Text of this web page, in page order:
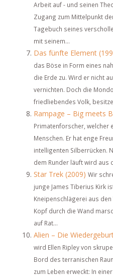
Arbeit auf - und seinen
Zugang zum Mittelpunkt
Tagebuch seines
mit seinem...
Das fünfte Element
das Böse in Form eines
die Erde zu. Wird er nicht
vernichten. Doch die
friedliebendes Volk,
Rampage – Big meets
Primatenforscher, welcher
Menschen. Er hat enge
intelligenten Silberrücken.
dem Runder läuft wird aus
Star Trek (2009) Wir
junge James Tiberius Kirk
Kneipenschlägerei aus
Kopf durch die Wand
auf Rat...
Alien – Die
wird Ellen Ripley von
Bord des terranischen
zum Leben erweckt: In